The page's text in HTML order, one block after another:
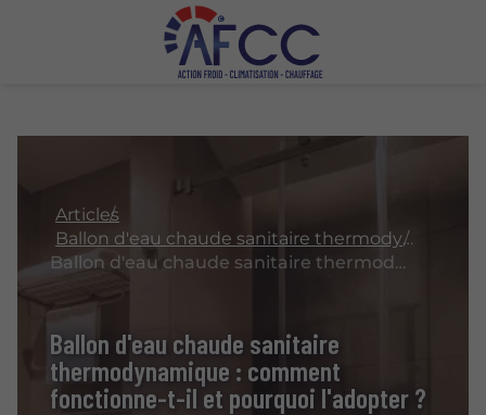
Articles
Ballon d'eau chaude sanitaire thermodynamique
Ballon d'eau chaude sanitaire thermodynamique : comment fonctionne-t-il et pourquoi l'adopter ?
Ballon d'eau chaude sanitaire
thermodynamique : comment
fonctionne-t-il et pourquoi l'adopter ?